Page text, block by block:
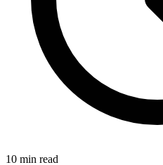
10 min read